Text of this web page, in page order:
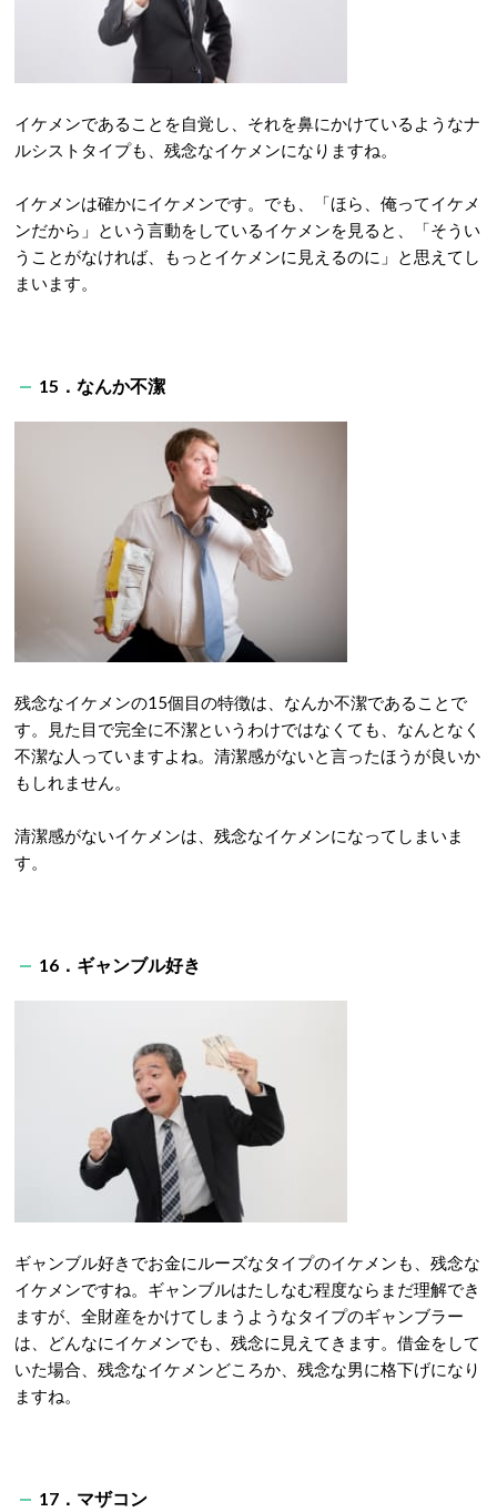
イケメンであることを自覚し、それを鼻にかけているようなナ
ルシストタイプも、残念なイケメンになりますね。
イケメンは確かにイケメンです。でも、「ほら、俺ってイケメ
ンだから」という言動をしているイケメンを見ると、「そうい
うことがなければ、もっとイケメンに見えるのに」と思えてし
まいます。
15．なんか不潔
残念なイケメンの15個目の特徴は、なんか不潔であることで
す。見た目で完全に不潔というわけではなくても、なんとなく
不潔な人っていますよね。清潔感がないと言ったほうが良いか
もしれません。
清潔感がないイケメンは、残念なイケメンになってしまいま
す。
16．ギャンブル好き
ギャンブル好きでお金にルーズなタイプのイケメンも、残念な
イケメンですね。ギャンブルはたしなむ程度ならまだ理解でき
ますが、全財産をかけてしまうようなタイプのギャンブラー
は、どんなにイケメンでも、残念に見えてきます。借金をして
いた場合、残念なイケメンどころか、残念な男に格下げになり
ますね。
17．マザコン